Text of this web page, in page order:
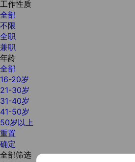
工作性质
全部
不限
全职
兼职
年龄
全部
16-20岁
21-30岁
31-40岁
41-50岁
50岁以上
重置
确定
全部筛选